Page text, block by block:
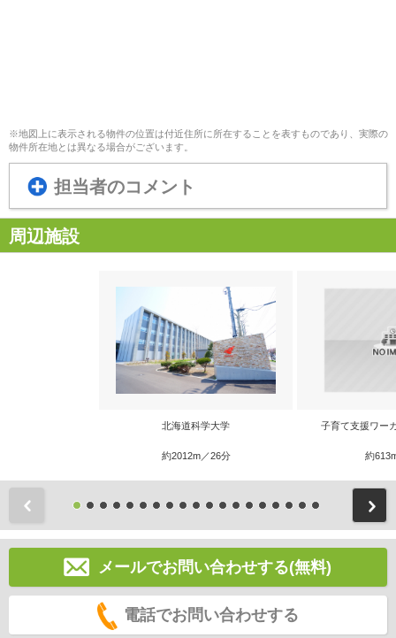
※地図上に表示される物件の位置は付近住所に所在することを表すものであり、実際の
物件所在地とは異なる場合がございます。
担当者のコメント
周辺施設
北海道科学大学
約2012m／26分
子育て支援ワー
約
メールでお問い合わせする(無料)
電話でお問い合わせする